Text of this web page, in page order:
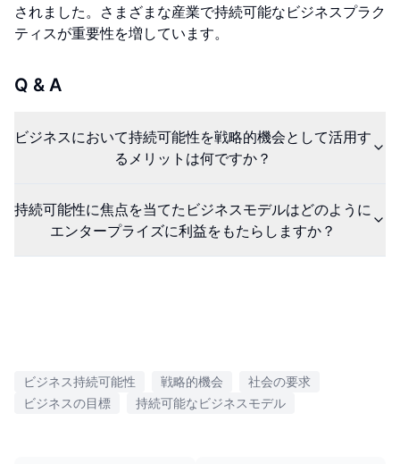
されました。さまざまな産業で持続可能なビジネスプラク
ティスが重要性を増しています。
Q & A
ビジネスにおいて持続可能性を戦略的機会として活用す
るメリットは何ですか？
持続可能性に焦点を当てたビジネスモデルはどのように
エンタープライズに利益をもたらしますか？
ビジネス持続可能性 戦略的機会
社会の要求
ビジネスの目標
持続可能なビジネスモデル